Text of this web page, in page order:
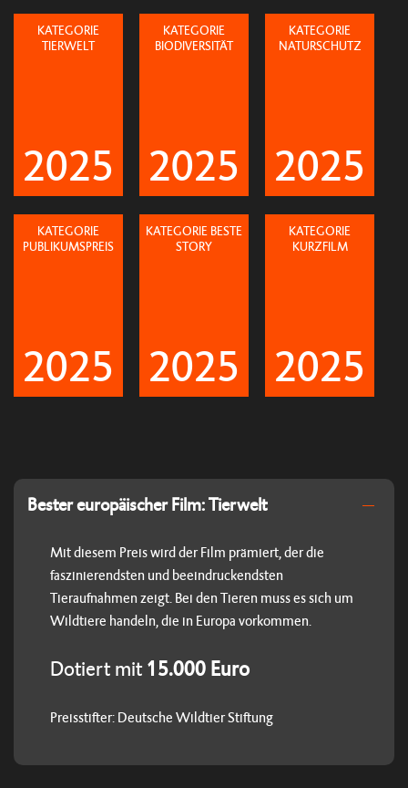
KATEGORIE
TIERWELT
2025
KATEGORIE
BIODIVERSITÄT
2025
KATEGORIE
NATURSCHUTZ
2025
KATEGORIE
PUBLIKUMSPREIS
2025
KATEGORIE BESTE
STORY
2025
KATEGORIE
KURZFILM
2025
Bester europäischer Film: Tierwelt
Mit diesem Preis wird der Film prämiert, der die
faszinierendsten und beeindruckendsten
Tieraufnahmen zeigt. Bei den Tieren muss es sich um
Wildtiere handeln, die in Europa vorkommen.
Dotiert mit 15.000 Euro
Preisstifter: Deutsche Wildtier Stiftung